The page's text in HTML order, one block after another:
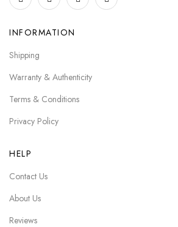
INFORMATION
Shipping
Warranty & Authenticity
Terms & Conditions
Privacy Policy
HELP
Contact Us
About Us
Reviews